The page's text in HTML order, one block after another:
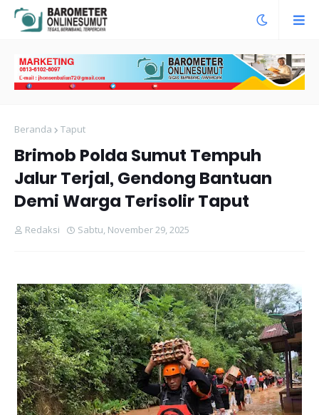
Beranda Taput
Brimob Polda Sumut Tempuh
Jalur Terjal, Gendong Bantuan
Demi Warga Terisolir Taput
Redaksi Sabtu, November 29, 2025